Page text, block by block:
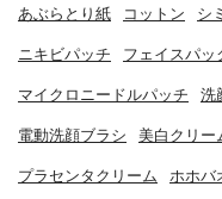
あぶらとり紙 コットン シ
ニキビパッチ フェイスパッ
マイクロニードルパッチ 洗
電動洗顔ブラシ 美白クリー
プラセンタクリーム ホホバ